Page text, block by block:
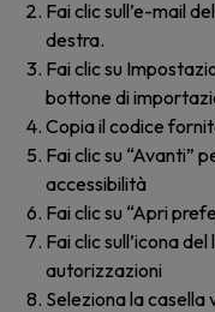
Fai clic sull’e-mail
destra.
Fai clic su
bottone di
Copia il codice
Fai clic su “Avanti”
accessibilità
Fai clic su “Apri
Fai clic sull’icona
autorizzazioni
Seleziona la casella